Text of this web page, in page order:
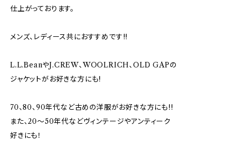
仕上がっております。
メンズ、レディース共におすすめです!!
L.L.BeanやJ.CREW、WOOLRICH、OLD GAPの
ジャケットがお好きな方にも!
70、80、90年代など古めの洋服がお好きな方にも!!
また、20～50年代などヴィンテージやアンティーク
好きにも！